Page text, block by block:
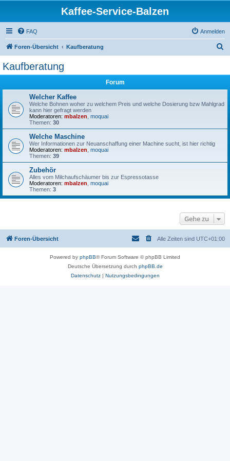
Kaffee-Service-Balzen
FAQ Anmelden
Foren-Übersicht Kaufberatung
Kaufberatung
Forum
Welcher Kaffee
Welche Bohnen woher zu welchem Preis und welche Dosierung bzw Mahlgrad
kann hier gefragt werden
Moderatoren: mbalzen moquai
Themen: 30
Welche Maschine
Wer Informationen zur Neuanschaffung einer Machine sucht, ist hier richtig
Moderatoren: mbalzen moquai
Themen: 39
Zubehör
Alles vom Milchaufschäumer bis zur Espressotasse
Moderatoren: mbalzen moquai
Themen: 3
Gehe zu
Foren-Übersicht Alle Zeiten sind UTC+01:00
Powered by phpBB® Forum Software © phpBB Limited
Deutsche Übersetzung durch phpBB.de
Datenschutz| Nutzungsbedingungen